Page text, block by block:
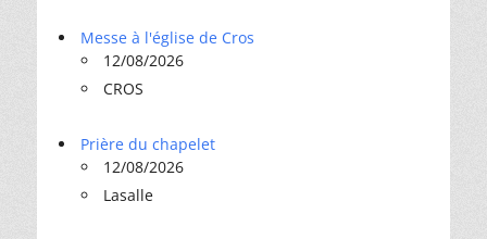
Messe à l'église de Cros
12/08/2026
CROS
Prière du chapelet
12/08/2026
Lasalle